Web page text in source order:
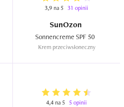
3,9 na 5 31 opinii
SunOzon
Krem przeciwsłoneczny
4,4 na 5 5 opinii